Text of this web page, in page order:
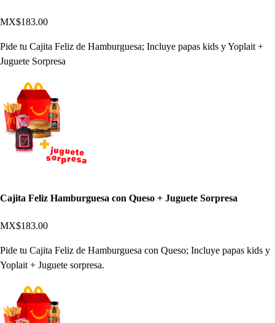
MX$183.00
Pide tu Cajita Feliz de Hamburguesa; Incluye papas kids y Yoplait +
Juguete Sorpresa
Cajita Feliz Hamburguesa con Queso + Juguete Sorpresa
MX$183.00
Pide tu Cajita Feliz de Hamburguesa con Queso; Incluye papas kids y
Yoplait + Juguete sorpresa.